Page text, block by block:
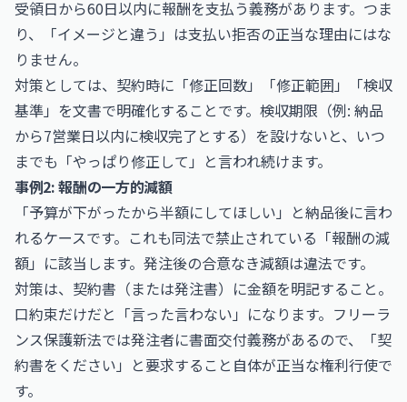
受領日から60日以内に報酬を支払う義務があります。つま
り、「イメージと違う」は支払い拒否の正当な理由にはな
りません。
対策としては、契約時に「修正回数」「修正範囲」「検収
基準」を文書で明確化することです。検収期限（例: 納品
から7営業日以内に検収完了とする）を設けないと、いつ
までも「やっぱり修正して」と言われ続けます。
事例2: 報酬の一方的減額
「予算が下がったから半額にしてほしい」と納品後に言わ
れるケースです。これも同法で禁止されている「報酬の減
額」に該当します。発注後の合意なき減額は違法です。
対策は、契約書（または発注書）に金額を明記すること。
口約束だけだと「言った言わない」になります。フリーラ
ンス保護新法では発注者に書面交付義務があるので、「契
約書をください」と要求すること自体が正当な権利行使で
す。